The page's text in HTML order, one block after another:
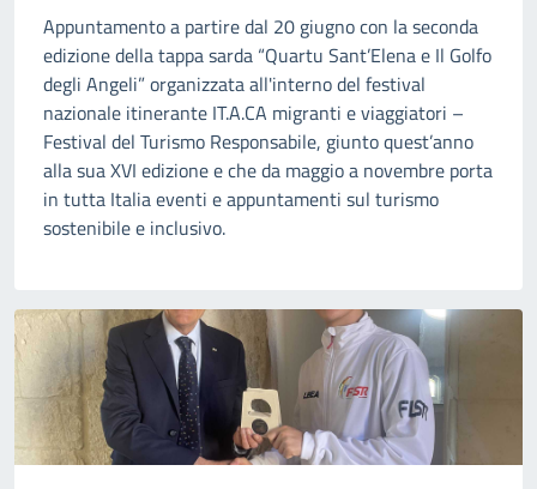
Appuntamento a partire dal 20 giugno con la seconda
edizione della tappa sarda “Quartu Sant’Elena e Il Golfo
degli Angeli” organizzata all'interno del festival
nazionale itinerante IT.A.CA migranti e viaggiatori –
Festival del Turismo Responsabile, giunto quest’anno
alla sua XVI edizione e che da maggio a novembre porta
in tutta Italia eventi e appuntamenti sul turismo
sostenibile e inclusivo.